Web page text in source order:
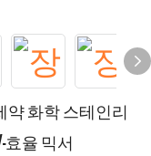
약 화학 스테인리
효율 믹서